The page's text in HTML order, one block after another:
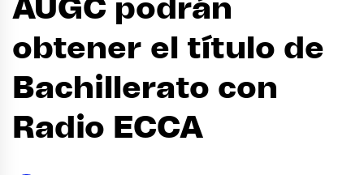
AUGC podrán
obtener el título de
Bachillerato con
Radio ECCA